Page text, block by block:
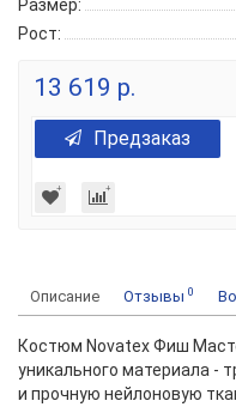
Размер:
Рост:
13 619 р.
Предзаказ
Описание Отзывы 0
Костюм Novatex Фиш
уникального материала -
и прочную нейлоновую